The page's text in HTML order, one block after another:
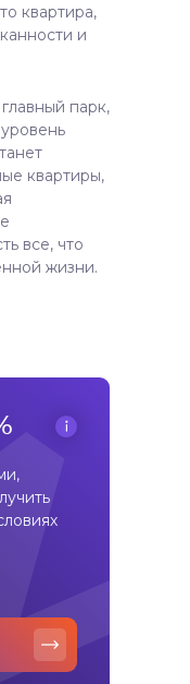
квартира,
и
парк,
квартиры,
все, что
жизни.